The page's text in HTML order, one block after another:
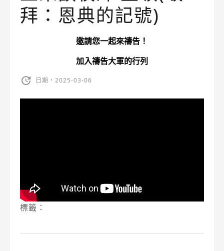
拜：恩典的記號)
邀請您一起來禱告！
加入禱告大軍的行列
日期・2025-03-06
標籤：